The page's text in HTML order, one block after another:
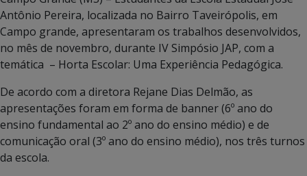
Antônio Pereira, localizada no Bairro Taveirópolis, em
Campo grande, apresentaram os trabalhos desenvolvidos,
no mês de novembro, durante IV Simpósio JAP, com a
temática – Horta Escolar: Uma Experiência Pedagógica.
De acordo com a diretora Rejane Dias Delmão, as
apresentações foram em forma de banner (6º ano do
ensino fundamental ao 2º ano do ensino médio) e de
comunicação oral (3º ano do ensino médio), nos três turnos
da escola.